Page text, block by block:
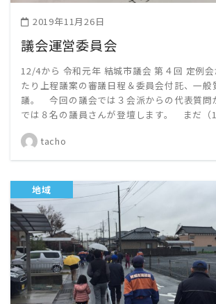
2019年11月26日
議会運営委員会
12/4から 令和元年 結城市議会 第４回 定例
たり上程議案の審議日程＆委員会付託、一般
議。 今回の議会では３会派からの代表質問
では８名の議員さんが登壇します。 まだ
tacho
地域
READ MORE